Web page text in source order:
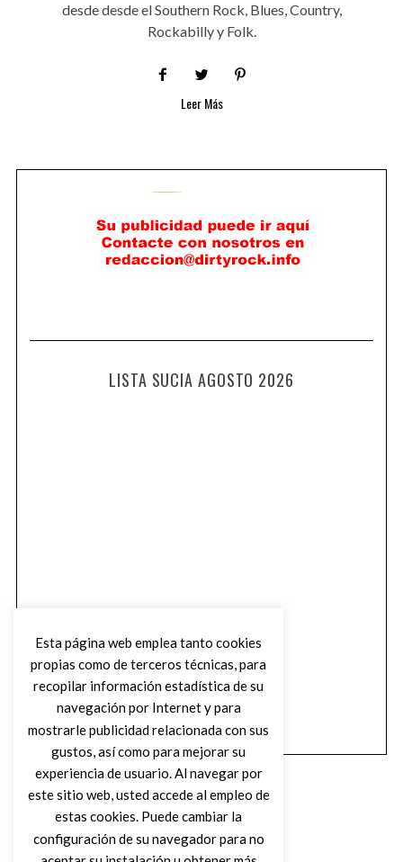
desde desde el Southern Rock, Blues, Country,
Rockabilly y Folk.
Leer Más
LISTA SUCIA AGOSTO 2026
Esta página web emplea tanto cookies
propias como de terceros técnicas, para
recopilar información estadística de su
navegación por Internet y para
mostrarle publicidad relacionada con sus
gustos, así como para mejorar su
experiencia de usuario. Al navegar por
este sitio web, usted accede al empleo de
estas cookies. Puede cambiar la
configuración de su navegador para no